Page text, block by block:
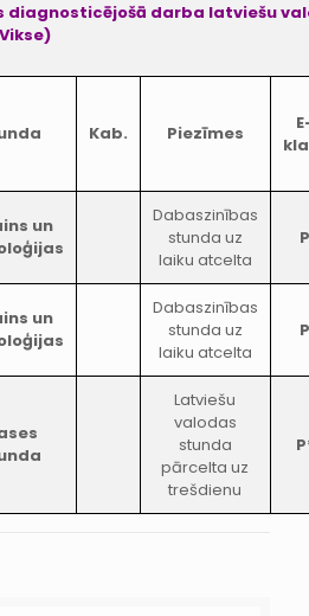
diagnosticējošā darba latviešu
Kab. Piezīmes
un
Dabaszinības
stunda uz
laiku atcelta
un
Dabaszinības
stunda uz
laiku atcelta
Latviešu
valodas
stunda
pārcelta uz
trešdienu